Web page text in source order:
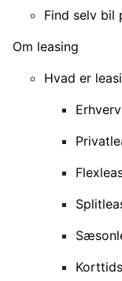
Find selv bil
Om leasing
Hvad er